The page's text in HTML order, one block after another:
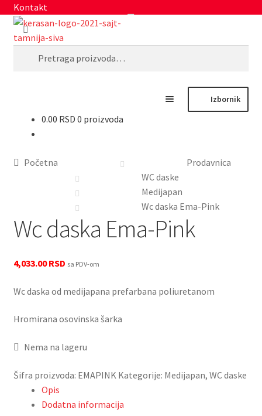
Kontakt
Preskoči
na
Skoči
na
Pretraži
Izbornik
Moj nalog
Izdvajamo
Kupatilska galanterija
LED ogledala
Prostirke za kupatilo
Sifoni i odvodi
0.00 RSD 0 proizvoda
Početna
Prodavnica
WC daske
Medijapan
Wc daska Ema-Pink
Wc daska Ema-Pink
4,033.00RSD sa PDV-om
Wc daska od medijapana prefarbana poliuretanom
Hromirana osovinska šarka
Nema na lageru
Šifra proizvoda: EMAPINK Kategorije: Medijapan, WC daske
Opis
Dodatna informacija